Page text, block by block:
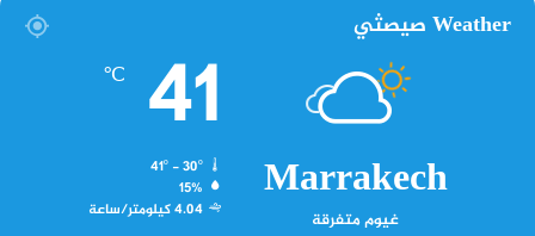
Weather صيصثي
Marrakech
غيوم متفرقة
41
℃
41º - 30º
15%
4.04 كيلومتر/ساعة